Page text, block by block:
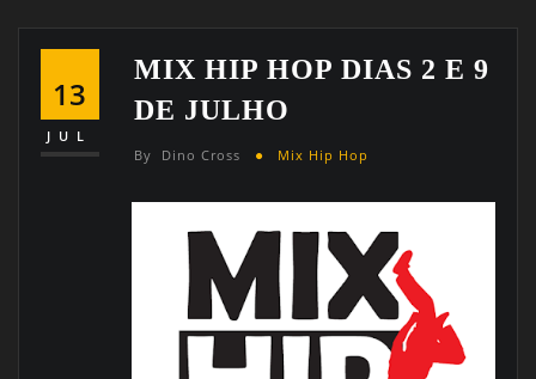
13
JUL
MIX HIP HOP DIAS 2 E 9
DE JULHO
By Dino Cross Mix Hip Hop